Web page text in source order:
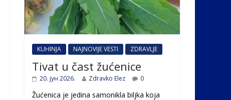
KUHINJA NAJNOVIJE VESTI ZDRAVLJE
Tivat u čast žućenice
20. јун 2026. Zdravko Elez 0
Žućenica je jedina samonikla biljka koja